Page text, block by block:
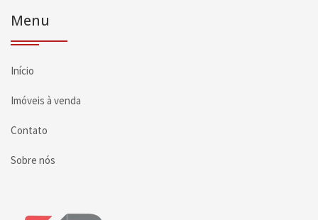
Menu
Início
Imóveis à venda
Contato
Sobre nós